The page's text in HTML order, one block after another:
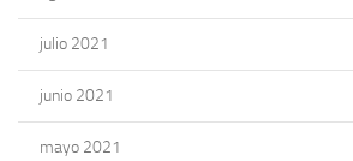
julio 2021
junio 2021
mayo 2021